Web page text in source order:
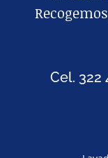
Cel. 322